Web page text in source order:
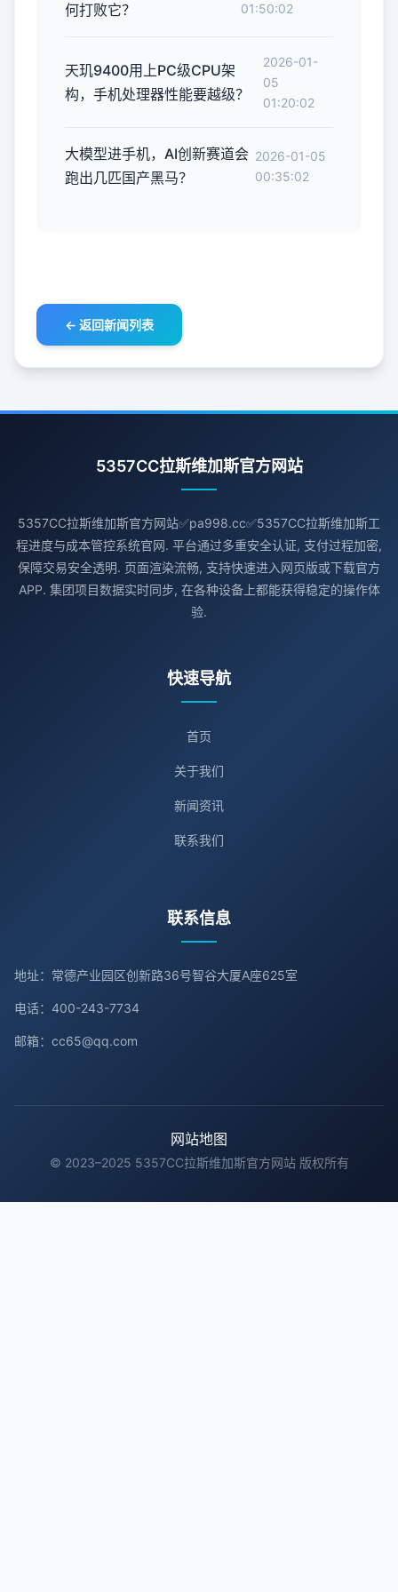
何打败它？
01:50:02
天玑9400用上PC级CPU架
构，手机处理器性能要越级？
2026-01-
05
01:20:02
大模型进手机，AI创新赛道会
跑出几匹国产黑马？
2026-01-05
00:35:02
← 返回新闻列表
5357CC拉斯维加斯官方网站
5357CC拉斯维加斯官方网站✅pa998.cc✅5357CC拉斯维加斯工
程进度与成本管控系统官网. 平台通过多重安全认证, 支付过程加密,
保障交易安全透明. 页面渲染流畅, 支持快速进入网页版或下载官方
APP. 集团项目数据实时同步, 在各种设备上都能获得稳定的操作体
验.
快速导航
首页
关于我们
新闻资讯
联系我们
联系信息
地址：常德产业园区创新路36号智谷大厦A座625室
电话：400-243-7734
邮箱：cc65@qq.com
网站地图
© 2023–2025 5357CC拉斯维加斯官方网站 版权所有